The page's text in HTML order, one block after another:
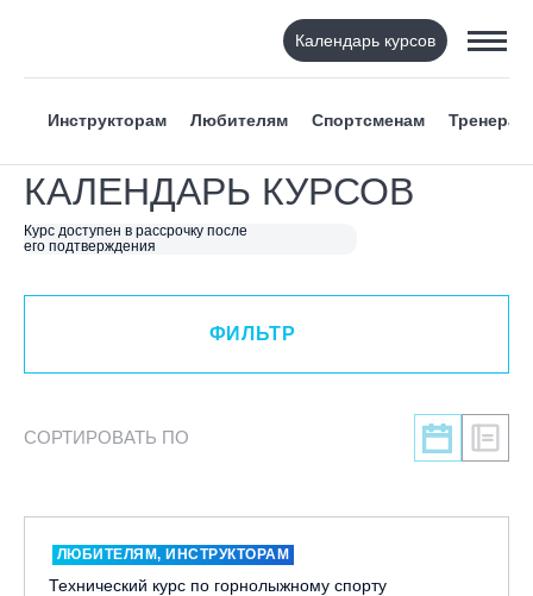
Календарь курсов
Инструкторам Любителям Спортсменам Тренерам
КАЛЕНДАРЬ КУРСОВ
Курс доступен в рассрочку после
его подтверждения
ФИЛЬТР
ВИД СПОРТА
Я ХОЧУ
КАТЕГОРИЯ
ЛЕКТОР
ФИЛЬТР
СОРТИРОВАТЬ ПО
ЛЮБИТЕЛЯМ, ИНСТРУКТОРАМ
Технический курс по горнолыжному спорту